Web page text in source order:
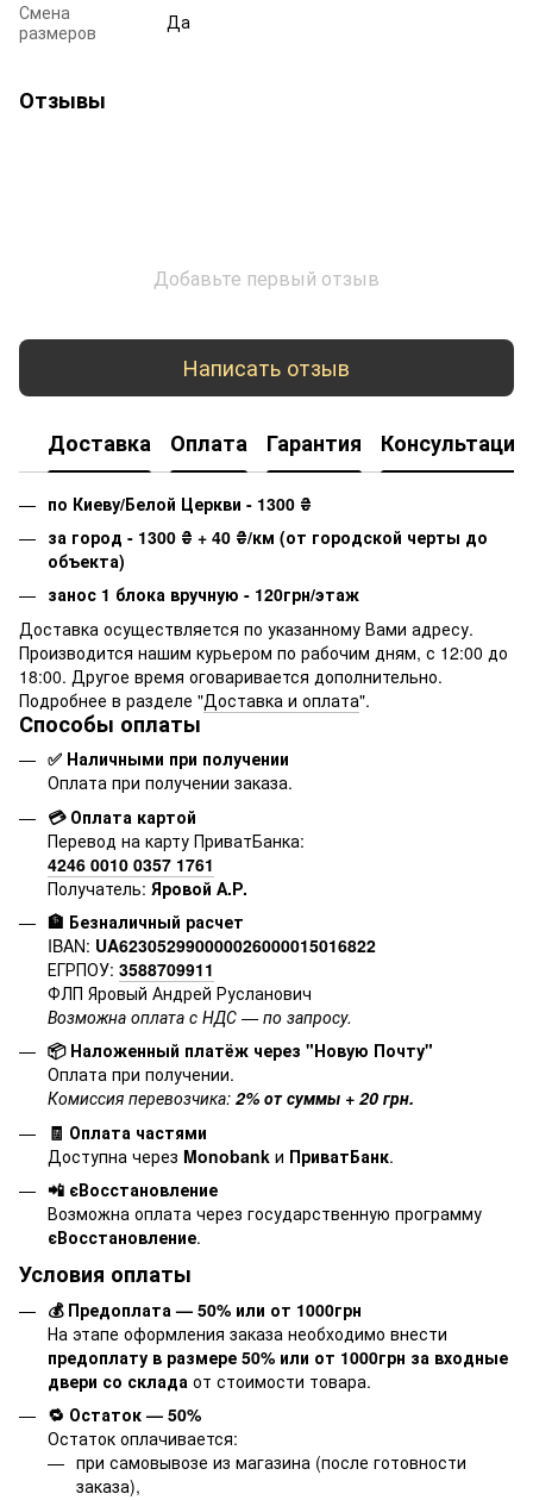
Смена
размеров
Да
Отзывы
Добавьте первый отзыв
Написать отзыв
Доставка Оплата Гарантия Консультация
по Киеву/Белой Церкви - 1300 ₴
за город - 1300 ₴ + 40 ₴/км (от городской черты до
объекта)
занос 1 блока вручную - 120грн/этаж
Доставка осуществляется по указанному Вами адресу.
Производится нашим курьером по рабочим дням, с 12:00 до
18:00. Другое время оговаривается дополнительно.
Подробнее в разделе "Доставка и оплата".
Способы оплаты
✅ Наличными при получении
Оплата при получении заказа.
💳 Оплата картой
Перевод на карту ПриватБанка:
4246 0010 0357 1761
Получатель: Яровой А.Р.
🏦 Безналичный расчет
IBAN: UA623052990000026000015016822
ЕГРПОУ: 3588709911
ФЛП Яровый Андрей Русланович
Возможна оплата с НДС — по запросу.
📦 Наложенный платёж через "Новую Почту"
Оплата при получении.
Комиссия перевозчика: 2% от суммы + 20 грн.
🧾 Оплата частями
Доступна через Monobank и ПриватБанк.
📲 єВосстановление
Возможна оплата через государственную программу
єВосстановление.
Условия оплаты
💰 Предоплата — 50% или от 1000грн
На этапе оформления заказа необходимо внести
предоплату в размере 50% или от 1000грн за входные
двери со склада от стоимости товара.
🔁 Остаток — 50%
Остаток оплачивается:
при самовывозе из магазина (после готовности
заказа),